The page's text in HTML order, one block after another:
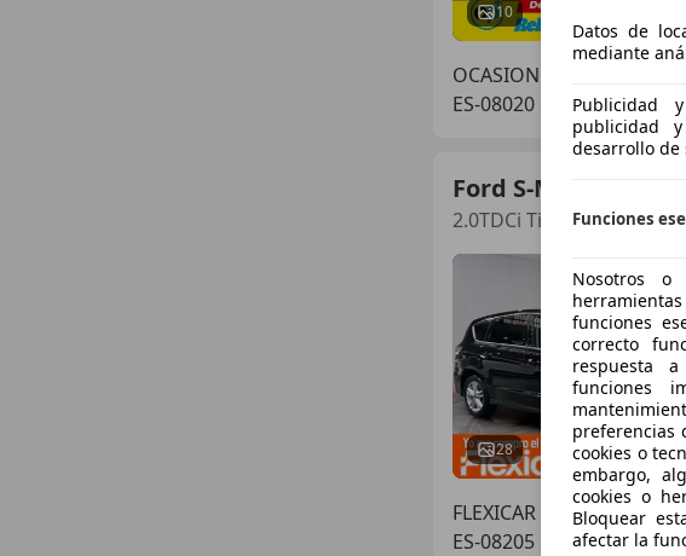
10
OCASIONPLUS LA
ES-08020 SANT ANDREU
Ford S-Max
2.0TDCi Titanium
28
FLEXICAR BCN.
ES-08205 Sabadell
Datos de
mediante
Publicidad
publicidad
desarrollo de
Funciones
Nosotros o
funciones
correcto
respuesta
funciones
preferencias
cookies o
embargo,
cookies o
Bloquear
afectar la